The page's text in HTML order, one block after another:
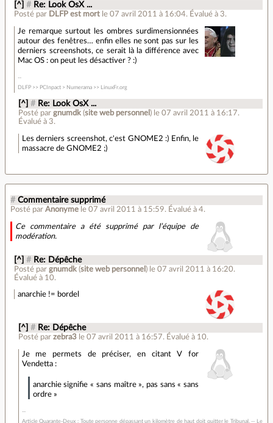
[^] # Re: Look OsX ...
Posté par DLFP est mort le 07 avril 2011 à 16:04. Évalué à 3.
Je remarque surtout les ombres surdimensionnées
autour des fenêtres… enfin elles ne sont pas sur les
derniers screenshots, ce serait là la différence avec
Mac OS : on peut les désactiver ? :)
DLFP >> PCInpact > Numerama >> LinuxFr.org
[^] # Re: Look OsX ...
Posté par gnumdk(site web personnel ) le 07 avril 2011 à 16:17.
Évalué à 3.
Les derniers screenshot, c'est GNOME2 :) Enfin, le
massacre de GNOME2 ;)
# Commentaire supprimé
Posté par Anonyme le 07 avril 2011 à 15:59. Évalué à 4.
Ce commentaire a été supprimé par l’équipe de
modération.
[^] # Re: Dépêche
Posté pargnumdk (site web personnel ) le 07 avril 2011 à 16:20.
Évalué à 10.
anarchie != bordel
[^] # Re: Dépêche
Posté par zebra3 le 07 avril 2011 à 16:57.Évalué à 10.
Je me permets de préciser, en citant V for
Vendetta :
anarchie signifie « sans maître », pas sans « sans
ordre »
Article Quarante-Deux : Toute personne dépassant un kilomètre de haut doit quitter le Tribunal. -- Le